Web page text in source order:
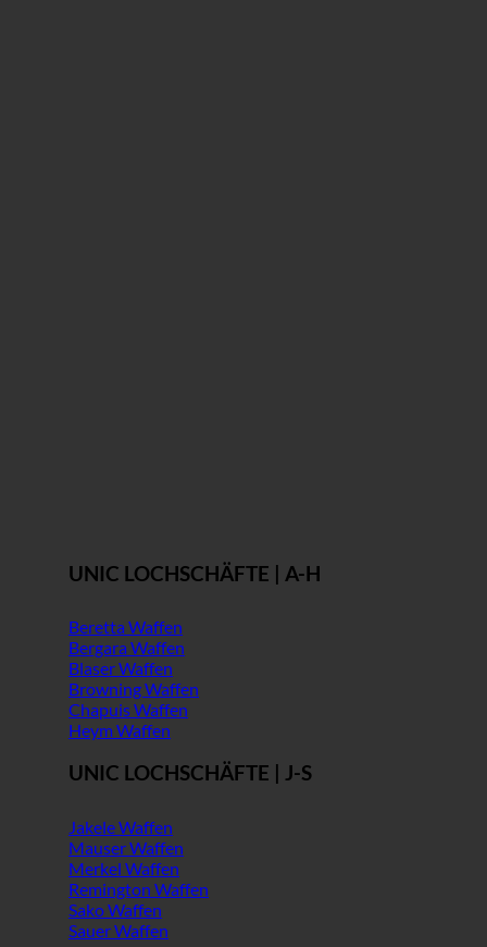
UNIC LOCHSCHÄFTE | A-H
Beretta Waffen
Bergara Waffen
Blaser Waffen
Browning Waffen
Chapuis Waffen
Heym Waffen
UNIC LOCHSCHÄFTE | J-S
Jakele Waffen
Mauser Waffen
Merkel Waffen
Remington Waffen
Sako Waffen
Sauer Waffen